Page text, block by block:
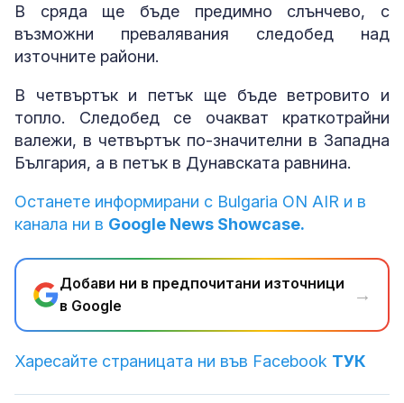
В сряда ще бъде предимно слънчево, с
възможни превалявания следобед над
източните райони.
В четвъртък и петък ще бъде ветровито и
топло. Следобед се очакват краткотрайни
валежи, в четвъртък по-значителни в Западна
България, а в петък в Дунавската равнина.
Останете информирани с Bulgaria ON AIR и в
канала ни в Google News Showcase.
Добави ни в предпочитани източници
в Google
→
Харесайте страницата ни във Facebook ТУК